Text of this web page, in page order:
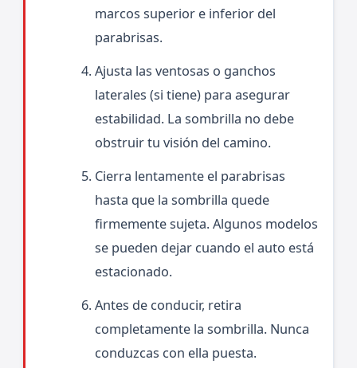
marcos superior e inferior del
parabrisas.
Ajusta las ventosas o ganchos
laterales (si tiene) para asegurar
estabilidad. La sombrilla no debe
obstruir tu visión del camino.
Cierra lentamente el parabrisas
hasta que la sombrilla quede
firmemente sujeta. Algunos modelos
se pueden dejar cuando el auto está
estacionado.
Antes de conducir, retira
completamente la sombrilla. Nunca
conduzcas con ella puesta.